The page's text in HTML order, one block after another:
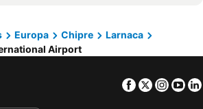
Spa
Mercure Larnaca Beach Resort
Larnaca
Elysso Hotel
Amorgos Boutique Hotel
landa
Vathia Gonia
Europa Chipre
Larnaca
Airport
Facebook
Twitter